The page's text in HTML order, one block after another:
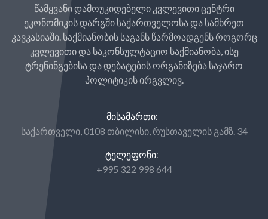
წამყვანი დამოუკიდებელი კვლევითი ცენტრი
ეკონომიკის დარგში საქართველოსა და სამხრეთ
კავკასიაში. საქმიანობის საგანს წარმოადგენს როგორც
კვლევითი და საკონსულტაციო საქმიანობა, ისე
ტრენინგებისა და დებატების ორგანიზება საჯარო
პოლიტიკის ირგვლივ.
ᲛᲘᲡᲐᲛᲐᲠᲗᲘ:
საქართველი, 0108 თბილისი, რუსთაველის გამზ. 34
ᲢᲔᲚᲔᲤᲝᲜᲘ:
+995 322 998 644